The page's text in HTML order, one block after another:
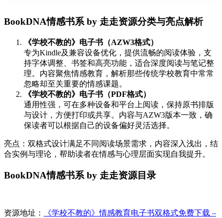
BookDNA情感书系 by 走走资源分类与亮点解析
《学校不教的》电子书（AZW3格式）
专为Kindle及兼容设备优化，提供流畅的阅读体验，支
持字体调整、书签和高亮功能，适合深度阅读与笔记整
理。内容聚焦情感教育，解析那些传统学校教育中常常
忽略却至关重要的情感课题。
《学校不教的》电子书（PDF格式）
通用性强，可在多种设备和平台上阅读，保持原书排版
与设计，方便打印或共享。内容与AZW3版本一致，确
保读者可以根据自己的设备偏好灵活选择。
亮点：双格式设计满足不同阅读场景需求，内容深入浅出，结
合实例与理论，帮助读者在情感与心理层面实现自我提升。
BookDNA情感书系 by 走走资源目录
资源地址： 《学校不教的》情感教育电子书双格式免费下载 –